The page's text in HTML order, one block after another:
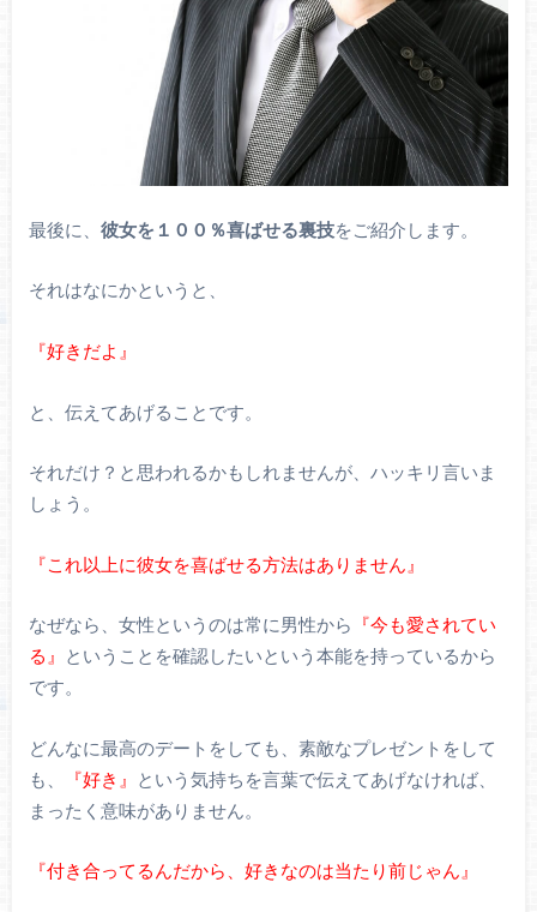
最後に、 彼女を１００％喜ばせる裏技をご紹介します。
それはなにかというと、
『好きだよ』
と、伝えてあげることです。
それだけ？と思われるかもしれませんが、ハッキリ言いま
しょう。
『これ以上に彼女を喜ばせる方法はありません』
なぜなら、女性というのは常に男性から 『今も愛されてい
る』
ということを確認したいという本能を持っているから
です。
どんなに最高のデートをしても、素敵なプレゼントをして
も、
『好き』
という気持ちを言葉で伝えてあげなければ、
まったく意味がありません。
『付き合ってるんだから、好きなのは当たり前じゃん』